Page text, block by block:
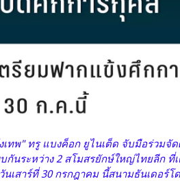
เทพ" ทรู แบงค็อก ยูไนเต็ด จับมือร่วม
กันระหว่าง 2 สโมสรยักษ์ใหญ่ไทยลีก ที่
เสาร์ที่ 30 กรกฎาคม นี้สนามธันเดอร์โ